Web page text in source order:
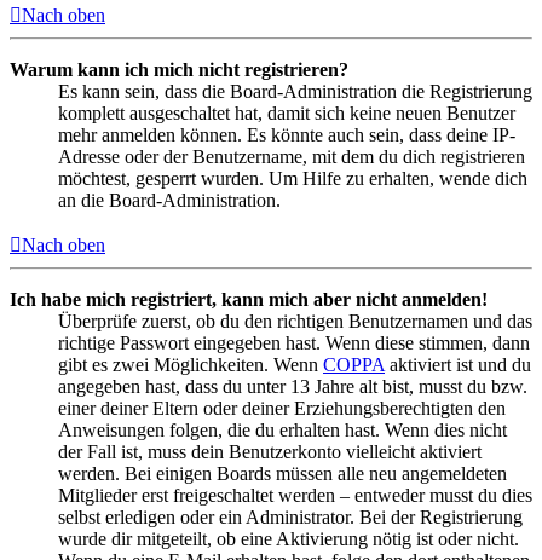
Nach oben
Warum kann ich mich nicht registrieren?
Es kann sein, dass die Board-Administration die Registrierung
komplett ausgeschaltet hat, damit sich keine neuen Benutzer
mehr anmelden können. Es könnte auch sein, dass deine IP-
Adresse oder der Benutzername, mit dem du dich registrieren
möchtest, gesperrt wurden. Um Hilfe zu erhalten, wende dich
an die Board-Administration.
Nach oben
Ich habe mich registriert, kann mich aber nicht anmelden!
Überprüfe zuerst, ob du den richtigen Benutzernamen und das
richtige Passwort eingegeben hast. Wenn diese stimmen, dann
gibt es zwei Möglichkeiten. Wenn COPPA aktiviert ist und du
angegeben hast, dass du unter 13 Jahre alt bist, musst du bzw.
einer deiner Eltern oder deiner Erziehungsberechtigten den
Anweisungen folgen, die du erhalten hast. Wenn dies nicht
der Fall ist, muss dein Benutzerkonto vielleicht aktiviert
werden. Bei einigen Boards müssen alle neu angemeldeten
Mitglieder erst freigeschaltet werden – entweder musst du dies
selbst erledigen oder ein Administrator. Bei der Registrierung
wurde dir mitgeteilt, ob eine Aktivierung nötig ist oder nicht.